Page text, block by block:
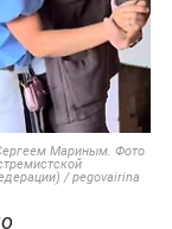
Мариным. Фото
/ pegovairina